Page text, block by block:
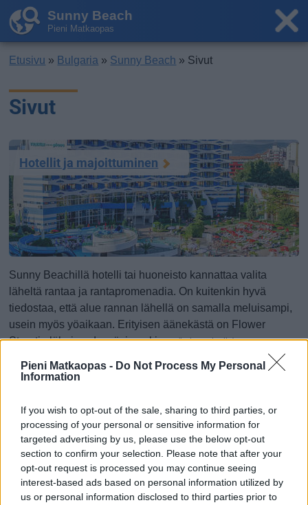
Pieni Matkaopas - Do Not Process My Personal
Information
If you wish to opt-out of the sale, sharing to third parties, or
processing of your personal or sensitive information for
targeted advertising by us, please use the below opt-out
section to confirm your selection. Please note that after your
opt-out request is processed you may continue seeing
interest-based ads based on personal information utilized by
us or personal information disclosed to third parties prior to
Sunny Beach
Pieni Matkaopas
Etusivu » Bulgaria » Sunny Beach » Sivut
Sivut
Hotellit ja majoittuminen
Sunny Beachillä hotelli tai huoneisto kannattaa valita
läheltä rantaa ja rantapromenadia. On kuitenkin hyvä
tiedostaa, että alue rannan lähellä on samalla meluisampi,
usein myös yöaikaan. Erityisen äänekästä on Flower
Streetin läheisyydessä, ja onkin ...(jatkuu sivulla)
Lapsiperheet, liikkuminen ja matkat
Sunny Beach on monipuolinen lomakohde perheille. Sen